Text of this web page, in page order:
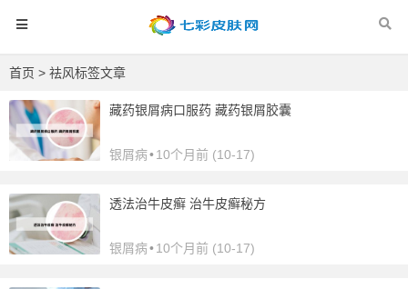
首页 > 祛风标签文章
藏药银屑病口服药 藏药银屑胶囊
银屑病•10个月前 (10-17)
透法治牛皮癣 治牛皮癣秘方
银屑病•10个月前 (10-17)